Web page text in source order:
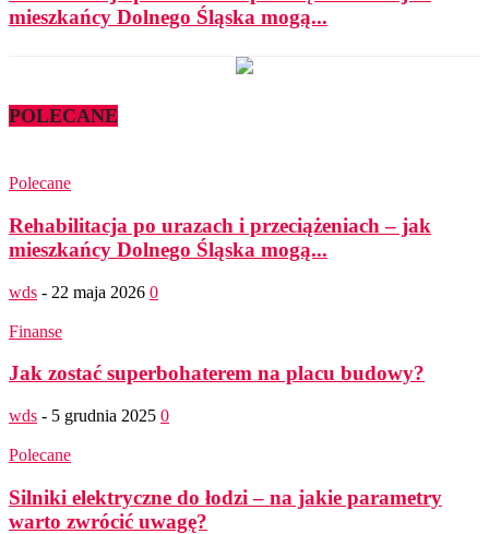
mieszkańcy Dolnego Śląska mogą...
POLECANE
Polecane
Rehabilitacja po urazach i przeciążeniach – jak
mieszkańcy Dolnego Śląska mogą...
wds - 22 maja 2026 0
Finanse
Jak zostać superbohaterem na placu budowy?
wds - 5 grudnia 2025 0
Polecane
Silniki elektryczne do łodzi – na jakie parametry
warto zwrócić uwagę?